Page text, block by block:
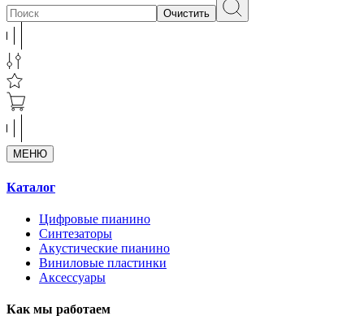
Очистить
МЕНЮ
Каталог
Цифровые пианино
Синтезаторы
Акустические пианино
Виниловые пластинки
Аксессуары
Как мы работаем